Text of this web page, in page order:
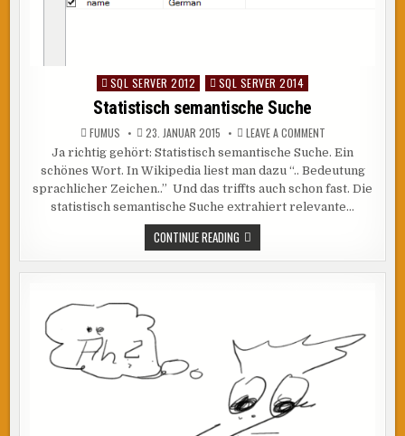
Posted
in
SQL SERVER 2012 SQL SERVER 2014
Statistisch semantische Suche
FUMUS 23. JANUAR 2015 LEAVE A COMMENTON
SEMANTISCHE
SUCHE
Ja richtig gehört: Statistisch semantische Suche. Ein
schönes Wort. In Wikipedia liest man dazu “.. Bedeutung
sprachlicher Zeichen..” Und das triffts auch schon fast. Die
statistisch semantische Suche extrahiert relevante…
CONTINUE READING STATISTISCH
SEMANTISCHE
SUCHE